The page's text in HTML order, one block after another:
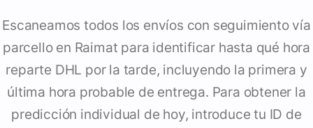
Escaneamos todos los envíos con seguimiento vía
parcello en Raimat para identificar hasta qué hora
reparte DHL por la tarde, incluyendo la primera y
última hora probable de entrega. Para obtener la
predicción individual de hoy, introduce tu ID de